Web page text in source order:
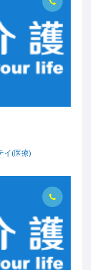
イ(医療)